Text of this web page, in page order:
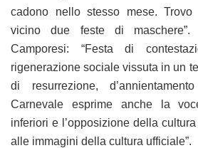
cadono nello stesso mese.
vicino due feste di
Camporesi: “Festa di
rigenerazione sociale vissuta in un
di resurrezione,
Carnevale esprime anche la
inferiori e l’opposizione della
alle immagini della cultura ufficiale”.